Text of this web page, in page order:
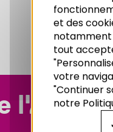
l'Adeus
et des
notamment
tout
votre
"Continuer
notre